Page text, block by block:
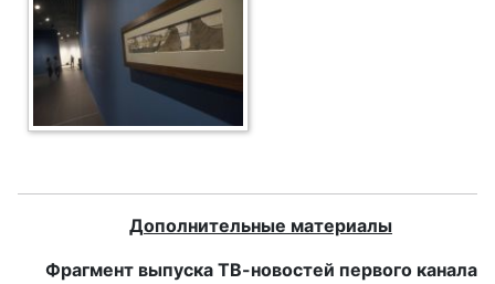
Дополнительные материалы
Фрагмент выпуска ТВ-новостей первого канала